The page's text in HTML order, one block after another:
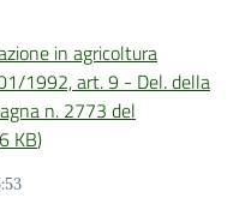
in agricoltura
1992, art. 9 - Del. della
n. 2773 del
KB)